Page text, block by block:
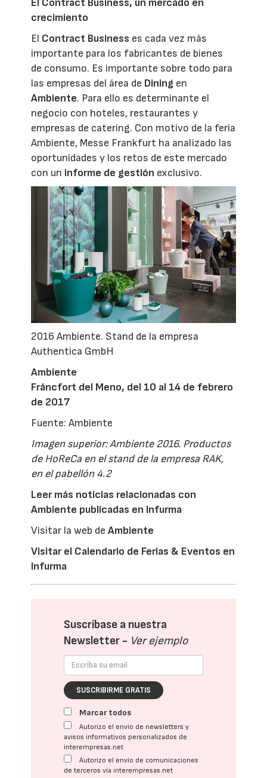
El Contract Business, un mercado en
crecimiento
El Contract Business es cada vez más
importante para los fabricantes de bienes
de consumo. Es importante sobre todo para
las empresas del área de Dining en
Ambiente. Para ello es determinante el
negocio con hoteles, restaurantes y
empresas de catering. Con motivo de la feria
Ambiente, Messe Frankfurt ha analizado las
oportunidades y los retos de este mercado
con un informe de gestión exclusivo.
2016 Ambiente. Stand de la empresa
Authentica GmbH
Ambiente
Fráncfort del Meno, del 10 al 14 de febrero
de 2017
Fuente: Ambiente
Imagen superior: Ambiente 2016. Productos
de HoReCa en el stand de la empresa RAK,
en el pabellón 4.2
Leer más noticias relacionadas con
Ambiente publicadas en Infurma
Visitar la web deAmbiente
Visitar el Calendario de Ferias & Eventos en
Infurma
Suscríbase a nuestra
Newsletter - Ver ejemplo
SUSCRIBIRME GRATIS
Marcar todos
Autorizo el envío de newsletters y
avisos informativos personalizados de
interempresas.net
Autorizo el envío de comunicaciones
de terceros vía interempresas.net